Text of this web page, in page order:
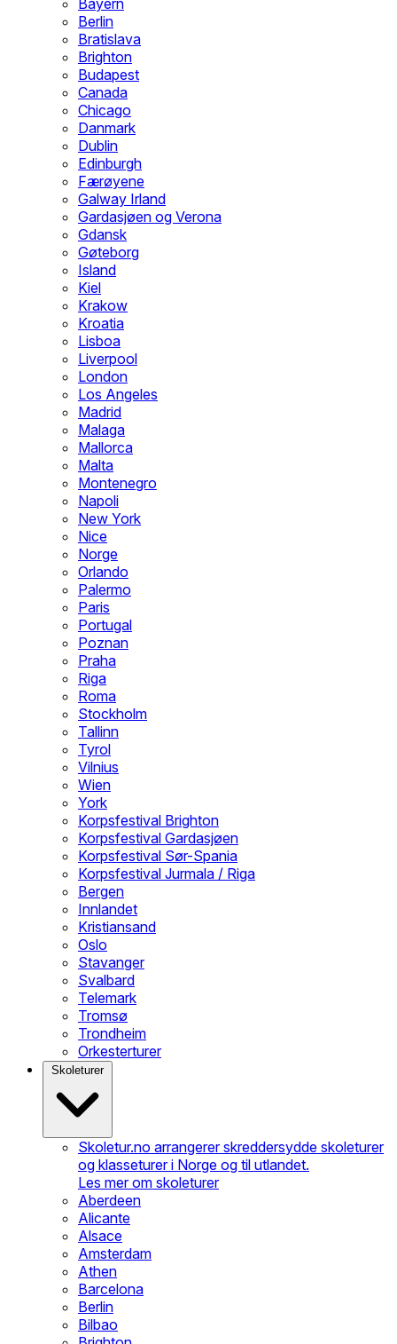
Bayern
Berlin
Bratislava
Brighton
Budapest
Canada
Chicago
Danmark
Dublin
Edinburgh
Færøyene
Galway Irland
Gardasjøen og Verona
Gdansk
Gøteborg
Island
Kiel
Krakow
Kroatia
Lisboa
Liverpool
London
Los Angeles
Madrid
Malaga
Mallorca
Malta
Montenegro
Napoli
New York
Nice
Norge
Orlando
Palermo
Paris
Portugal
Poznan
Praha
Riga
Roma
Stockholm
Tallinn
Tyrol
Vilnius
Wien
York
Korpsfestival Brighton
Korpsfestival Gardasjøen
Korpsfestival Sør-Spania
Korpsfestival Jurmala / Riga
Bergen
Innlandet
Kristiansand
Oslo
Stavanger
Svalbard
Telemark
Tromsø
Trondheim
Orkesterturer
Skoleturer
Skoletur.no arrangerer skreddersydde skoleturer
og klasseturer i Norge og til utlandet.
Les mer om skoleturer
Aberdeen
Alicante
Alsace
Amsterdam
Athen
Barcelona
Berlin
Bilbao